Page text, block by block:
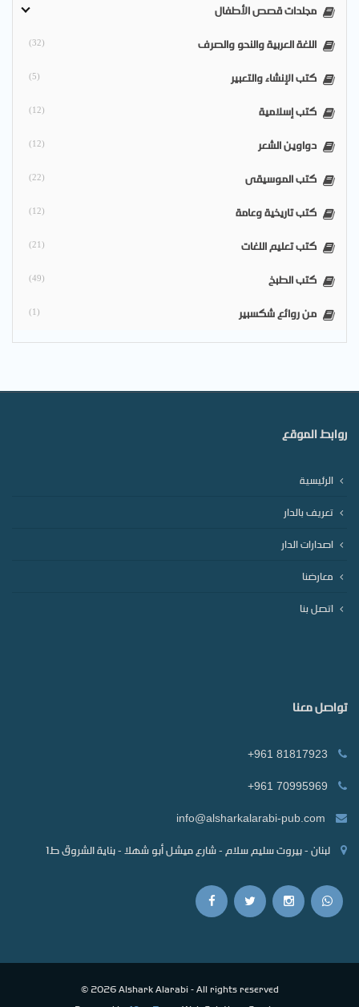
مجلدات قصص الأطفال
اللغة العربية والنحو والصرف
(32)
كتب الإنشاء والتعبير (5)
كتب إسلامية (12)
دواوين الشعر (12)
كتب الموسيقى (22)
كتب تاريخية وعامة (12)
كتب تعليم اللغات (21)
كتب الطبخ (49)
من روائع شكسبير (1)
روابط الموقع
الرئيسية
تعريف بالدار
اصدارات الدار
معارضنا
اتصل بنا
تواصل معنا
+961 81817923
+961 70995969
info@alsharkalarabi-pub.com
لبنان - بيروت سليم سلام - شارع ميشل أبو شهلا - بناية الشروق ط1
© 2026 Alshark Alarabi - All rights reserved